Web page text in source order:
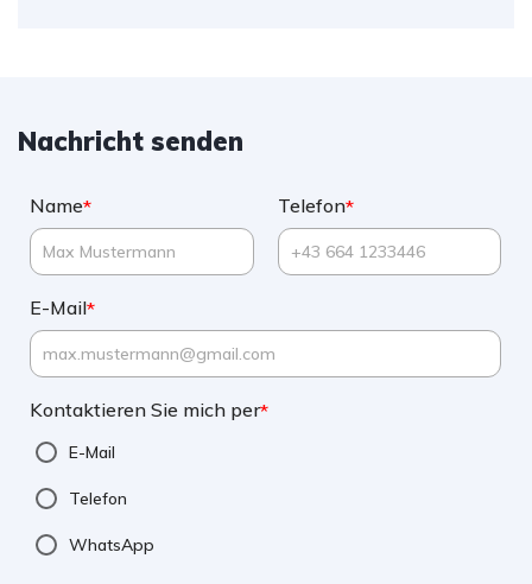
Nachricht senden
Name* Telefon*
E-Mail*
Kontaktieren Sie mich per*
E-Mail
Telefon
WhatsApp